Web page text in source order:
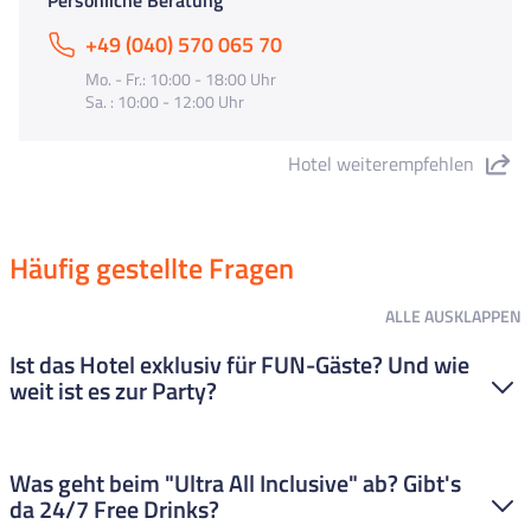
+49 (040) 570 065 70
Mo. - Fr.: 10:00 - 18:00 Uhr
Sa. : 10:00 - 12:00 Uhr
Hotel weiterempfehlen
Häufig gestellte Fragen
ALLEAUSKLAPPEN
Ist das Hotel exklusiv für FUN-Gäste? Und wie
weit ist es zur Party?
nur junge Gäste. Die Lage ist auch super zentral, euch trennen
nur ca 150 Meter von den Clubs und Bars. Zum Strand sind es
Was geht beim "Ultra All Inclusive" ab? Gibt's
da 24/7 Free Drinks?